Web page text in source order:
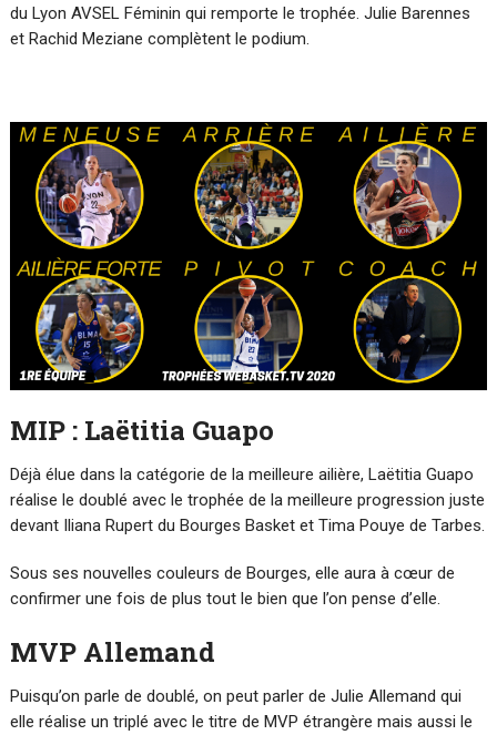
du Lyon AVSEL Féminin qui remporte le trophée. Julie Barennes
et Rachid Meziane complètent le podium.
MIP : Laëtitia Guapo
Déjà élue dans la catégorie de la meilleure ailière, Laëtitia Guapo
réalise le doublé avec le trophée de la meilleure progression juste
devant Iliana Rupert du Bourges Basket et Tima Pouye de Tarbes.
Sous ses nouvelles couleurs de Bourges, elle aura à cœur de
confirmer une fois de plus tout le bien que l’on pense d’elle.
MVP Allemand
Puisqu’on parle de doublé, on peut parler de Julie Allemand qui
elle réalise un triplé avec le titre de MVP étrangère mais aussi le